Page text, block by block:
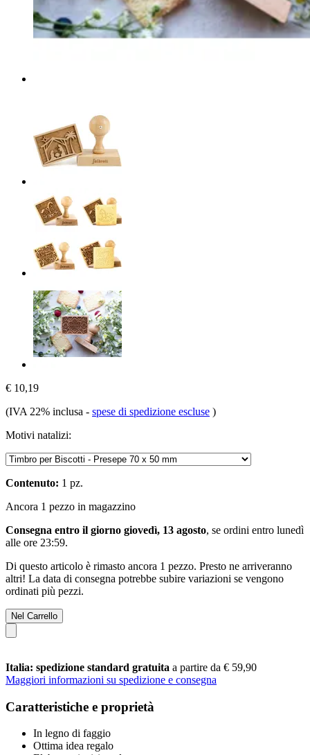
€ 10,19
(IVA 22% inclusa - spese di spedizione escluse )
Motivi natalizi:
Contenuto: 1 pz.
Ancora 1 pezzo in magazzino
Consegna entro il giorno giovedì, 13 agosto, se ordini entro lunedì
alle ore 23:59.
Di questo articolo è rimasto ancora 1 pezzo. Presto ne arriveranno
altri! La data di consegna potrebbe subire variazioni se vengono
ordinati più pezzi.
Nel Carrello
Italia: spedizione standard gratuita a partire da € 59,90
Maggiori informazioni su spedizione e consegna
Caratteristiche e proprietà
In legno di faggio
Ottima idea regalo